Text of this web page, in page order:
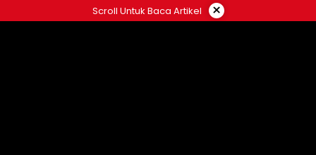
ke
Scroll Untuk Baca Artikel ×